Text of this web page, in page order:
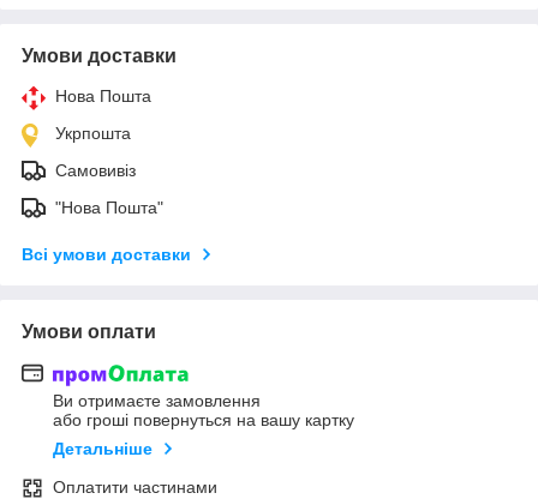
Умови доставки
Нова Пошта
Укрпошта
Самовивіз
"Нова Пошта"
Всі умови доставки
Умови оплати
Ви отримаєте замовлення
або гроші повернуться на вашу картку
Детальніше
Оплатити частинами